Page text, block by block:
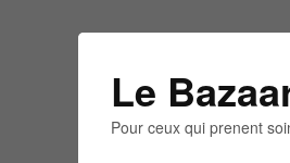
Le
Pour ceux qui prenent